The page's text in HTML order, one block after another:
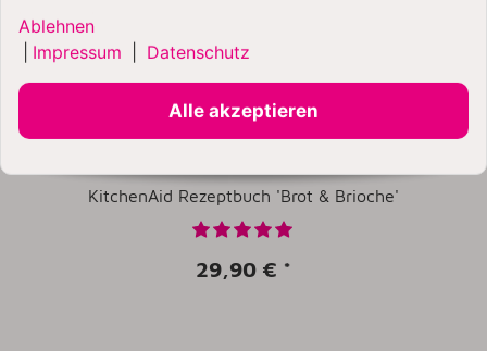
KitchenAid Rezeptbuch 'Brot & Brioche'
29,90 € *
Ablehnen
Impressum Datenschutz
Alle akzeptieren